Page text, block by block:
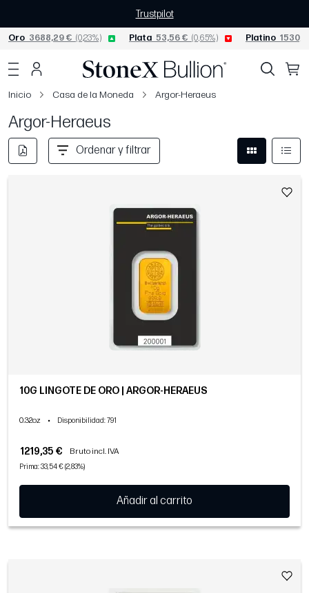
Trustpilot
Oro 3688,29 € (0,23%) Plata 53,56 € (0,65%) Platino
Inicio Casa de la Moneda Argor-Heraeus
Argor-Heraeus
Ordenar y filtrar
10G LINGOTE DE ORO | ARGOR-HERAEUS
0.32oz • Disponibilidad: 791
1219,35 € Bruto incl. IVA
Prima: 33,54 € (2,83%)
Añadir al carrito